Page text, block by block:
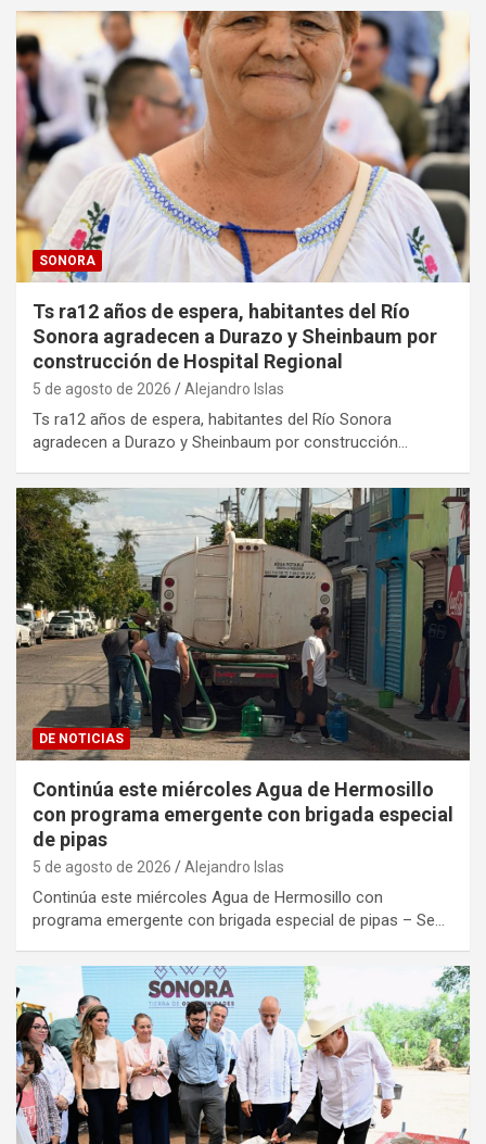
SONORA
Ts ra12 años de espera, habitantes del Río
Sonora agradecen a Durazo y Sheinbaum por
construcción de Hospital Regional
5 de agosto de 2026 Alejandro Islas
Ts ra12 años de espera, habitantes del Río Sonora
agradecen a Durazo y Sheinbaum por construcción…
DE NOTICIAS
Continúa este miércoles Agua de Hermosillo
con programa emergente con brigada especial
de pipas
5 de agosto de 2026 Alejandro Islas
Continúa este miércoles Agua de Hermosillo con
programa emergente con brigada especial de pipas – Se…